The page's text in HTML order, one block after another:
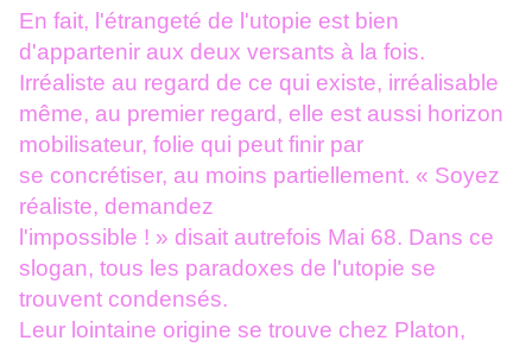
En fait, l'étrangeté de l'utopie est bien
d'appartenir aux deux versants à la fois.
Irréaliste au regard de ce qui existe, irréalisable
même, au premier regard, elle est aussi horizon
mobilisateur, folie qui peut finir par
se concrétiser, au moins partiellement. « Soyez
réaliste, demandez
l'impossible ! » disait autrefois Mai 68. Dans ce
slogan, tous les paradoxes de l'utopie se
trouvent condensés.
Leur lointaine origine se trouve chez Platon,